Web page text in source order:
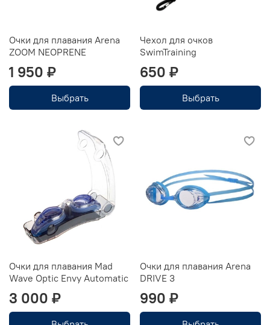
Очки для плавания Arena
ZOOM NEOPRENE
1 950 ₽
Выбрать
Чехол для очков
SwimTraining
650 ₽
Выбрать
Очки для плавания Mad
Wave Optic Envy Automatic
3 000 ₽
Очки для плавания Arena
DRIVE 3
990 ₽